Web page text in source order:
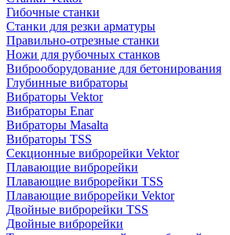
Гибочные станки
Станки для резки арматуры
Правильно-отрезные станки
Ножи для рубочных станков
Виброоборудование для бетонирования
Глубинные вибраторы
Вибраторы Vektor
Вибраторы Enar
Вибраторы Masalta
Вибраторы TSS
Секционные виброрейки Vektor
Плавающие виброрейки
Плавающие виброрейки TSS
Плавающие виброрейки Vektor
Двойные виброрейки TSS
Двойные виброрейки